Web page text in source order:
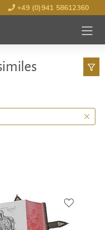
+49 (0)941 58612360
MENÜ